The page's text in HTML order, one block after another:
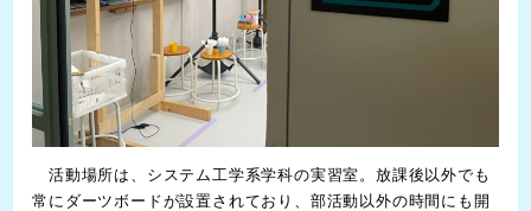
活動場所は、システム工学系学科の実習室。放課後以外でも
常にダーツボードが設置されており、部活動以外の時間にも開